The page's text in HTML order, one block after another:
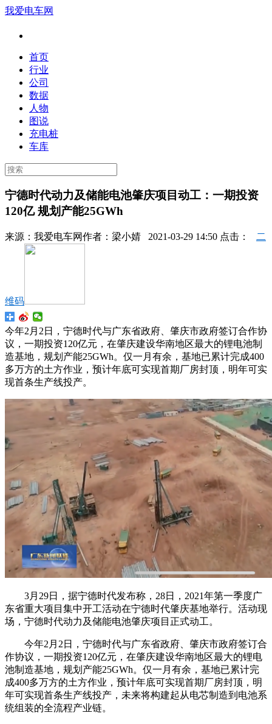
我爱电车网
首页
行业
公司
数据
人物
图说
充电桩
车库
宁德时代动力及储能电池肇庆项目动工：一期投资
120亿 规划产能25GWh
来源： 我爱电车网作者： 梁小婧 2021-03-29 14:50 点击： 二
维码
今年2月2日，宁德时代与广东省政府、肇庆市政府签订合作协
议，一期投资120亿元，在肇庆建设华南地区最大的锂电池制
造基地，规划产能25GWh。仅一月有余，基地已累计完成400
多万方的土方作业，预计年底可实现首期厂房封顶，明年可实
现首条生产线投产。
3月29日，据宁德时代发布称，28日，2021年第一季度广
东省重大项目集中开工活动在宁德时代肇庆基地举行。活动现
场，宁德时代动力及储能电池肇庆项目正式动工。
今年2月2日，宁德时代与广东省政府、肇庆市政府签订合
作协议，一期投资120亿元，在肇庆建设华南地区最大的锂电
池制造基地，规划产能25GWh。仅一月有余，基地已累计完
成400多万方的土方作业，预计年底可实现首期厂房封顶，明
年可实现首条生产线投产，未来将构建起从电芯制造到电池系
统组装的全流程产业链。